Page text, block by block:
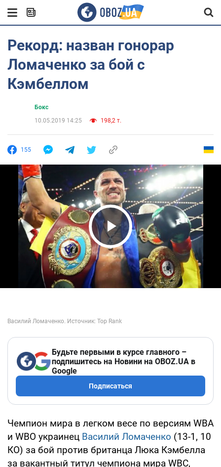
Рекорд: назван гонорар
Ломаченко за бой с
Кэмбеллом
Бокс
10.05.2019 14:25
198,2 т.
155
Play Video
Будьте первыми в курсе главного –
подпишитесь на Новини на OBOZ.UA в
Google
Подписаться
Чемпион мира в легком весе по версиям WBA
и WBO украинец Василий Ломаченко (13-1, 10
КО) за бой против британца Люка Кэмбелла
за вакантный титул чемпиона мира WBC,